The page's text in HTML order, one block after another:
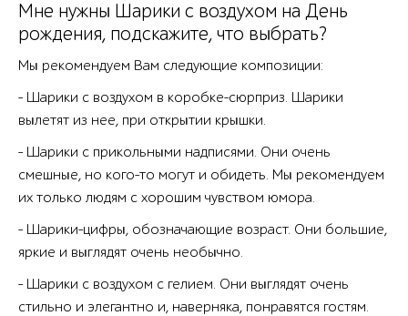
Мне нужны Шарики с воздухом на День
рождения, подскажите, что выбрать?
Мы рекомендуем Вам следующие композиции:
- Шарики с воздухом в коробке-сюрприз. Шарики
вылетят из нее, при открытии крышки.
- Шарики с прикольными надписями. Они очень
смешные, но кого-то могут и обидеть. Мы рекомендуем
их только людям с хорошим чувством юмора.
- Шарики-цифры, обозначающие возраст. Они большие,
яркие и выглядят очень необычно.
- Шарики с воздухом с гелием. Они выглядят очень
стильно и элегантно и, наверняка, понравятся гостям.